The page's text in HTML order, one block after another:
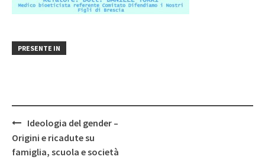
PRESENTE IN
Post
navigation
Ideologia del gender –
Origini e ricadute su
famiglia, scuola e società